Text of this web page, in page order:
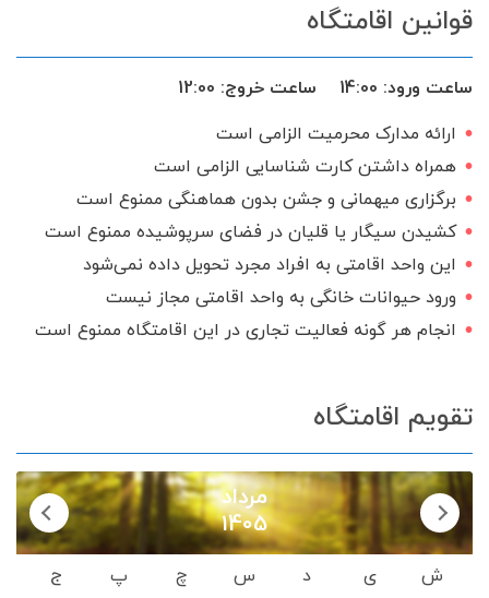
اجاق گاز
گیرنده دیجیتالقوانین اقامتگاه
ساعت ورود: 14:00 ساعت خروج: 12:00
ارائه مدارک محرمیت الزامی است
همراه داشتن کارت شناسایی الزامی است
برگزاری میهمانی و جشن بدون هماهنگی ممنوع است
کشیدن سیگار یا قلیان در فضای سرپوشیده ممنوع است
این واحد اقامتی به افراد مجرد تحویل داده نمی‌شود
ورود حیوانات خانگی به واحد اقامتی مجاز نیست
انجام هر گونه فعالیت تجاری در این اقامتگاه ممنوع است
تقویم اقامتگاه
مرداد
1405
ش ی د س چ پ
ج